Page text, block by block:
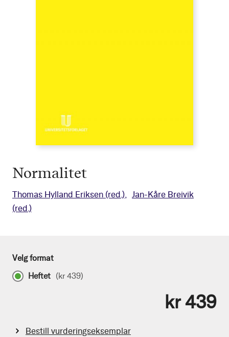
Normalitet
Thomas Hylland Eriksen (red.)
Jan-Kåre Breivik
(red.)
Velg format
Heftet (kr 439)
kr 439
Bestill vurderingseksemplar